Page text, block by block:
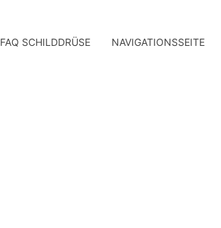
FAQ SCHILDDRÜSE NAVIGATIONSSEITE